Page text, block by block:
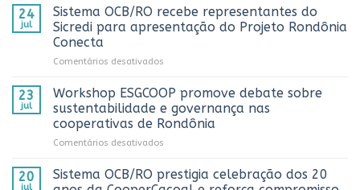
no
AnuárioCoop
2026
OCB/RO
prestigia
comemoração
Caminhoneiro
promovida
pela
Cooperativa
Vilhena
24
jul
Sistema OCB/RO recebe representantes do
Sicredi para apresentação do Projeto Rondônia
Conecta
Comentários desativados
OCB/RO
recebe
representantes
do
apresentação
23
jul
Workshop ESGCOOP promove debate sobre
sustentabilidade e governança nas
cooperativas de Rondônia
Comentários desativados
ESGCOOP
promove
20
jul
Sistema OCB/RO prestigia celebração dos 20